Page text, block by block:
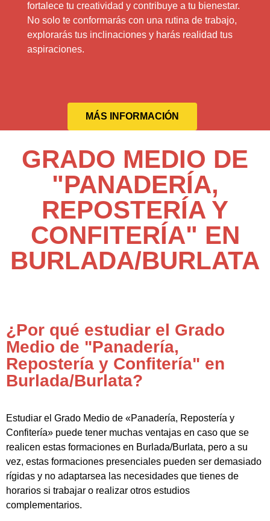
fortalece tu creatividad y contribuye a tu bienestar.
No solo te conformarás con una rutina de trabajo,
explorarás tus inclinaciones y harás realidad tus
aspiraciones.
MÁS INFORMACIÓN
GRADO MEDIO DE
"PANADERÍA,
REPOSTERÍA Y
CONFITERÍA" EN
BURLADA/BURLATA
¿Por qué estudiar el Grado
Medio de "Panadería,
Repostería y Confitería" en
Burlada/Burlata?
Estudiar el Grado Medio de «Panadería, Repostería y
Confitería» puede tener muchas ventajas en caso que se
realicen estas formaciones en Burlada/Burlata, pero a su
vez, estas formaciones presenciales pueden ser demasiado
rígidas y no adaptarsea las necesidades que tienes de
horarios si trabajar o realizar otros estudios
complementarios.